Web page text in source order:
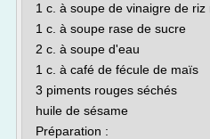
1 c. à soupe de vinaigre de riz
1 c. à soupe rase de sucre
2 c. à soupe d'eau
1 c. à café de fécule de maïs
3 piments rouges séchés
huile de sésame
Préparation :